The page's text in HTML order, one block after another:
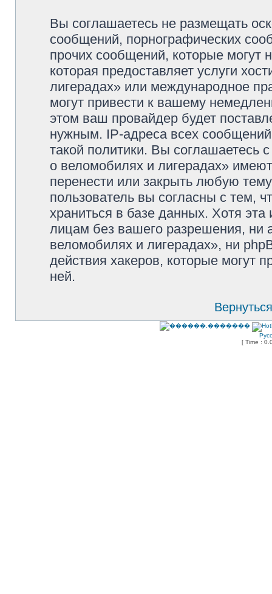
Вы соглашаетесь не размещать
сообщений, порнографических
прочих сообщений, которые могут
которая предоставляет услуги
лигерадах» или международное
могут привести к вашему
этом ваш провайдер будет
нужным. IP-адреса всех
такой политики. Вы
о веломобилях и лигерадах»
перенести или закрыть любую
пользователь вы согласны с тем,
храниться в базе данных. Хотя
лицам без вашего разрешения, ни
веломобилях и лигерадах», ни
действия хакеров, которые могут
ней.
[ Time :